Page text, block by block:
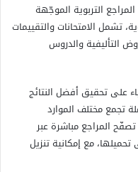
التربوية الموجّهة
تشمل الامتحانات والتقييمات
التأليفية والدروس
على تحقيق أفضل النتائج
تجمع مختلف الموارد
المراجع مباشرة عبر
مع إمكانية تنزيل